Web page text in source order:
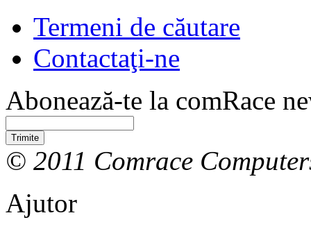
Termeni de căutare
Contactaţi-ne
Abonează-te la comRace
Trimite
© 2011 Comrace
Ajutor